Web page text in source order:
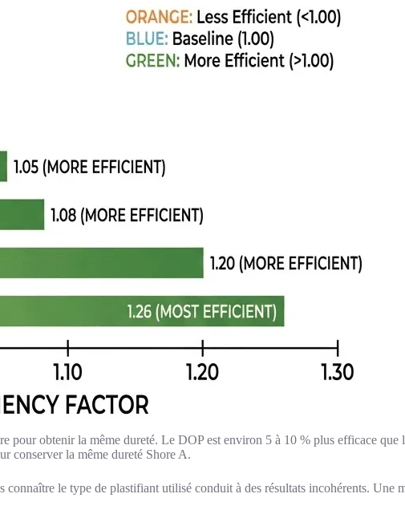
pour obtenir la même dureté. Le DOP est environ 5 à 10 % plus efficace
conserver la même dureté Shore A.
le type de plastifiant utilisé conduit à des résultats incohérents. Une